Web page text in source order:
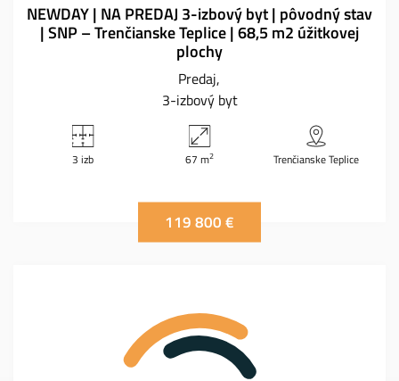
NEWDAY | NA PREDAJ 3-izbový byt | pôvodný stav
| SNP – Trenčianske Teplice | 68,5 m2 úžitkovej
plochy
Predaj
3-izbový byt
3 izb 67 m2 Trenčianske Teplice
119 800 €